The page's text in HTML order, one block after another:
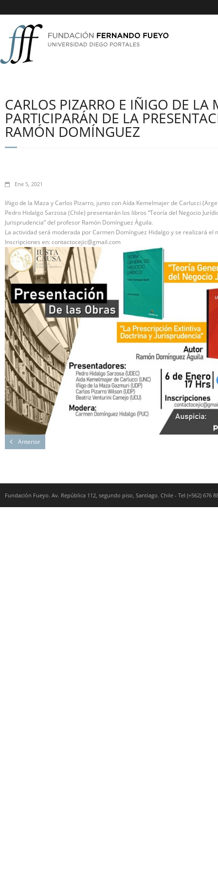
CARLOS PIZARRO E IÑIGO DE LA
PARTICIPARÁN DE LA
RAMÓN DOMÍNGUEZ
Ene 5, 2021
Iñigo de la Maza y Carlos Pizarro, junto con Aída Kemelmajer de Carlucci
Pedro Hidalgo Sarzosa (Chile) presentarán los libros “Teoría del Negocio
Jurisprudencia” del profesor Ramón Domínguez Águila.
La actividad será moderada por Carmen Domínguez Hidalgo y se realizará el
Inscripciones en: contactocejic@gmail.com
Anterior
Fundación Fueyo. Av. República 112, segundo piso, Santiago. Chile - Tel (+562) 676